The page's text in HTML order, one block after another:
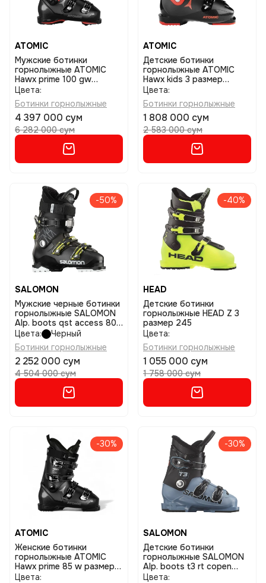
ATOMIC
Мужские ботинки
горнолыжные ATOMIC
Hawx prime 100 gw
размер 29/29,5
Цвета:
Ботинки горнолыжные
4 397 000 сум
6 282 000 сум
ATOMIC
Детские ботинки
горнолыжные ATOMIC
Hawx kids 3 размер
23/23,5
Цвета:
Ботинки горнолыжные
1 808 000 сум
2 583 000 сум
-50%
SALOMON
Мужские черные ботинки
горнолыжные SALOMON
Alp. boots qst access 80
размер 29/29,5
Цвета:
Черный
Ботинки горнолыжные
2 252 000 сум
4 504 000 сум
-40%
HEAD
Детские ботинки
горнолыжные HEAD Z 3
размер 245
Цвета:
Ботинки горнолыжные
1 055 000 сум
1 758 000 сум
-30%
ATOMIC
Женские ботинки
горнолыжные ATOMIC
Hawx prime 85 w размер
23/23,5
Цвета:
-30%
SALOMON
Детские ботинки
горнолыжные SALOMON
Alp. boots t3 rt copen
размер 25/25,5
Цвета: